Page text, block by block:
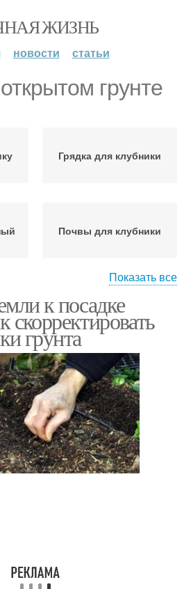
ЖИЗНЬ
новости статьи
грунте
Грядка для клубники
Почвы для клубники
Грядки для клубники
Грунт для клубники
Приспособления для
клубники
Показать все
к посадке
скорректировать
грунта